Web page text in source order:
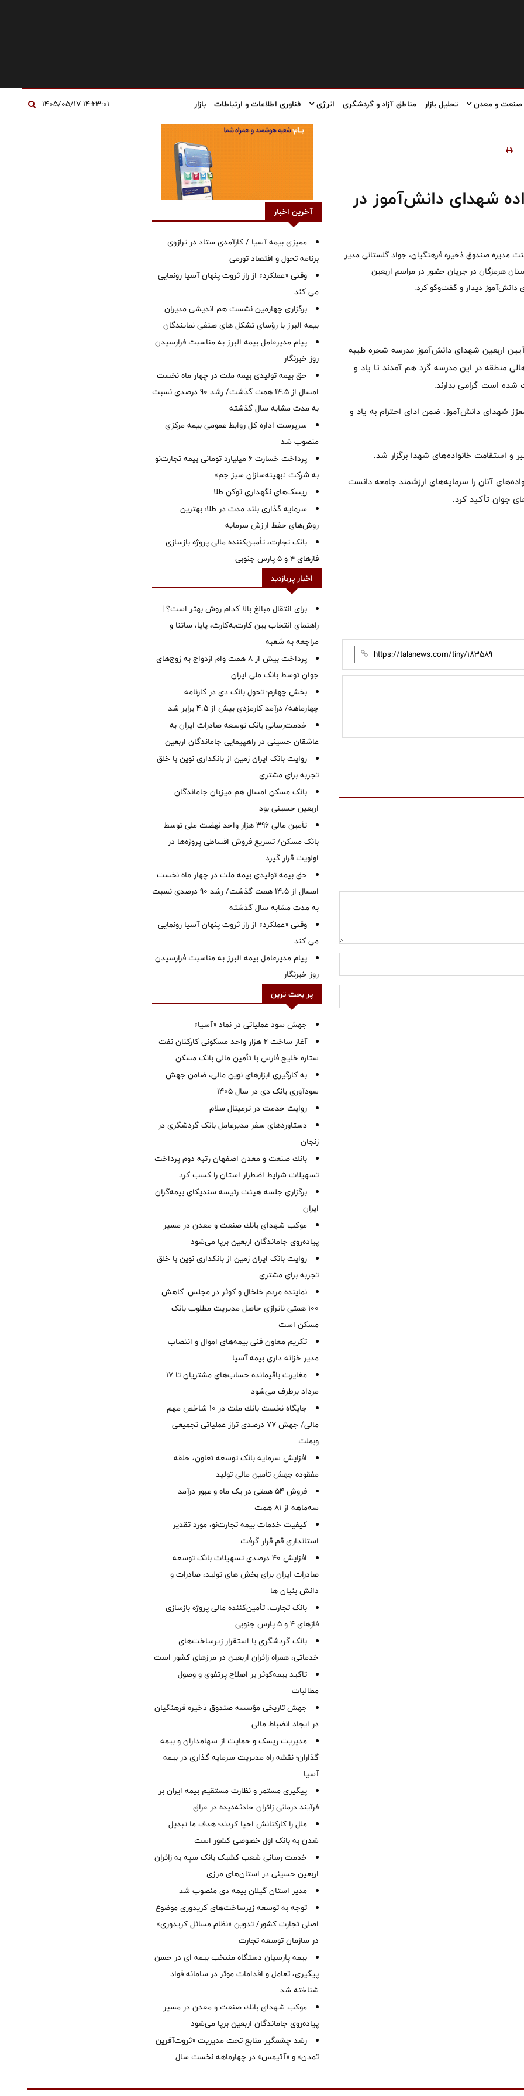
صنعت و معدن تحلیل بازار مناطق آزاد و گردشگری انرژی فناوری اطلاعات و ارتباطات بازار
شهدای دانش‌آموز در
مدیره صندوق ذخیره فرهنگیان، جواد گلستانی مدیر
هرمزگان در جریان حضور در مراسم اربعین
دیدار و گفت‌وگو کرد.
آیین اربعین شهدای دانش‌آموز مدرسه شجره طیبه
منطقه در این مدرسه گرد هم آمدند تا یاد و
شده است گرامی بدارند.
شهدای دانش‌آموز، ضمن ادای احترام به یاد و
و استقامت خانواده‌های شهدا برگزار شد.
آنان را سرمایه‌های ارزشمند جامعه دانست
جوان تأکید کرد.
آخرین اخبار
ممیزی بیمه آسیا / کارآمدی ستاد در ترازوی
برنامه تحول و اقتصاد تورمی
وقتی «عملکرد» از راز ثروت پنهان آسیا رونمایی
می کند
برگزاری چهارمین نشست هم اندیشی مدیران
بیمه البرز با رؤسای تشکل های صنفی نمایندگان
پیام مدیرعامل بیمه البرز به مناسبت فرارسیدن
روز خبرنگار
حق بیمه تولیدی بیمه ملت در چهار ماه نخست
امسال از 14.5 همت گذشت/ رشد 90 درصدی نسبت
به مدت مشابه سال گذشته
سرپرست اداره كل روابط عمومی بیمه مركزی
منصوب شد
پرداخت خسارت ۶ میلیارد تومانی بیمه تجارت‌نو
به شرکت «بهینه‌سازان سبز جم»
ریسک‌های نگهداری توکن طلا
سرمایه گذاری بلند مدت در طلا؛ بهترین
روش‌های حفظ ارزش سرمایه
بانک تجارت، تأمین‌کننده مالی پروژه بازسازی
فازهای ۴ و ۵ پارس جنوبی
اخبار پربازدید
برای انتقال مبالغ بالا کدام روش بهتر است؟ |
راهنمای انتخاب بین کارت‌به‌کارت، پایا، ساتنا و
مراجعه به شعبه
پرداخت بیش از ۸ همت وام ازدواج به زوج‌های
جوان توسط بانک ملی ایران
بخش چهارم؛ تحول بانک دی در کارنامه
چهارماهه/ درآمد کارمزدی بیش از ۴.۵ برابر شد
خدمت‌رسانی بانک توسعه صادرات ایران به
عاشقان حسینی در راهپیمایی جاماندگان اربعین
روایت بانک ایران زمین از بانکداری نوین با خلق
تجربه برای مشتری
بانک مسکن امسال هم میزبان جاماندگان
اربعین حسینی بود
تأمین مالی ۳۹۶ هزار واحد نهضت ملی توسط
بانک مسکن/ تسریع فروش اقساطی پروژه‌ها در
اولویت قرار گیرد
حق بیمه تولیدی بیمه ملت در چهار ماه نخست
امسال از 14.5 همت گذشت/ رشد 90 درصدی نسبت
به مدت مشابه سال گذشته
وقتی «عملکرد» از راز ثروت پنهان آسیا رونمایی
می کند
پیام مدیرعامل بیمه البرز به مناسبت فرارسیدن
روز خبرنگار
پر بحث ترین
جهش سود عملیاتی در نماد «آسیا»
آغاز ساخت ۲ هزار واحد مسکونی کارکنان نفت
ستاره خلیج فارس با تأمین مالی بانک مسکن
به کارگیری ابزارهای نوین مالی، ضامن جهش
سودآوری بانک دی در سال 1405
روایت خدمت در ترمینال سلام
دستاوردهای سفر مدیرعامل بانک گردشگری در
زنجان
بانك صنعت و معدن اصفهان رتبه دوم پرداخت
تسهیلات شرایط اضطرار استان را كسب كرد
برگزاری جلسه هیئت رئیسه سندیکای بیمه‌گران
ایران
موكب شهدای بانك صنعت و معدن در مسیر
پیاده‌روی جاماندگان اربعین برپا می‌شود
روایت بانک ایران زمین از بانکداری نوین با خلق
تجربه برای مشتری
نماینده مردم خلخال و کوثر در مجلس: کاهش
۱۰۰ همتی ناترازی حاصل مدیریت مطلوب بانک
مسکن است
تکریم معاون فنی بیمه‌های اموال و انتصاب
مدیر خزانه داری بیمه آسیا
مغایرت‌ باقیمانده حساب‌های مشتریان تا ۱۷
مرداد برطرف می‌شود
جایگاه نخست بانك ملت در 10 شاخص مهم
مالی/ جهش 77 درصدی تراز عملیاتی تجمیعی
وبملت
افزایش سرمایه بانک توسعه تعاون، حلقه
مفقوده جهش تأمین مالی تولید
فروش 54 همتی در یک ماه و عبور درآمد
سه‌ماهه از 81 همت
کیفیت خدمات بیمه تجارت‌نو، مورد تقدیر
استانداری قم قرار گرفت
افزایش 40 درصدی تسهیلات بانک توسعه
صادرات ایران برای بخش های تولید، صادرات و
دانش بنیان ها
بانک تجارت، تأمین‌کننده مالی پروژه بازسازی
فازهای ۴ و ۵ پارس جنوبی
بانک گردشگری با استقرار زیرساخت‌های
خدماتی، همراه زائران اربعین در مرزهای کشور است
تاکید بیمه‌کوثر بر اصلاح پرتفوی و وصول
مطالبات ‌
جهش تاریخی مؤسسه صندوق ذخیره فرهنگیان
در ایجاد انضباط مالی
مدیریت ریسک و حمایت از سهامداران و بیمه
گذاران؛ نقشه راه مدیریت سرمایه گذاری در بیمه
آسیا
پیگیری مستمر و نظارت مستقیم بیمه ایران بر
فرآیند درمانی زائران حادثه‌دیده در عراق
ملل را کارکنانش احیا کردند؛ هدف ما تبدیل
شدن به بانک اول خصوصی کشور است
خدمت رسانی شعب کشیک بانک سپه به زائران
اربعین حسینی در استان‌‌های مرزی
‌مدیر استان گیلان بیمه دی منصوب شد
توجه به توسعه زیرساخت‌های کریدوری موضوع
اصلی تجارت کشور/ تدوین «نظام مسائل کریدوری»
در سازمان توسعه تجارت
بیمه پارسیان دستگاه منتخب بیمه ای در حسن
پیگیری، تعامل و اقدامات موثر در سامانه فواد
شناخته شد
موكب شهدای بانك صنعت و معدن در مسیر
پیاده‌روی جاماندگان اربعین برپا می‌شود
رشد چشمگیر منابع تحت مدیریت «ثروت‌آفرین
تمدن» و «آتیمس» در چهارماهه نخست سال